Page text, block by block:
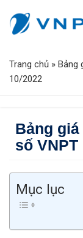
Trang chủ » Bảng
10/2022
Bảng
số VNPT
Mục lục